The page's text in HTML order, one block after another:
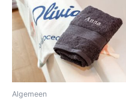
Algemeen